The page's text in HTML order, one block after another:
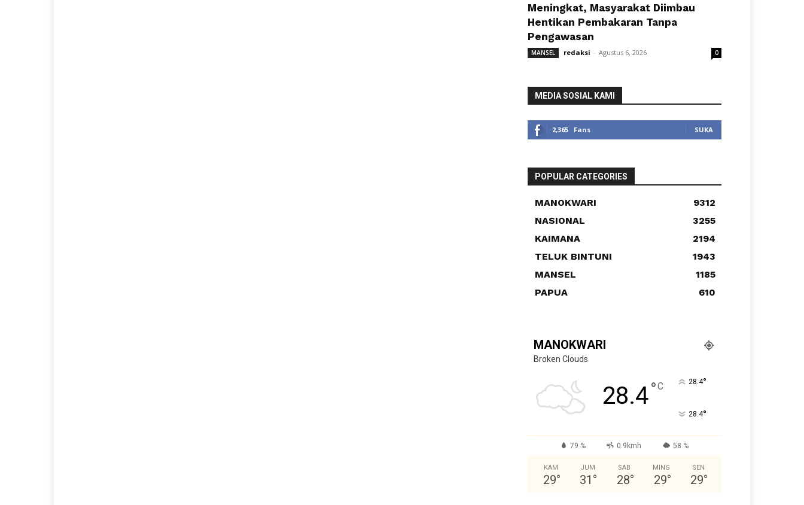
Meningkat, Masyarakat Diimbau
Hentikan Pembakaran Tanpa
Pengawasan
MANSEL redaksi - Agustus 6, 2026 0
MEDIA SOSIAL KAMI
2,365 Fans SUKA
POPULAR CATEGORIES
MANOKWARI
9312
NASIONAL
3255
KAIMANA
2194
TELUK BINTUNI
1943
MANSEL
1185
PAPUA
610
MANOKWARI
Broken Clouds
28.4°C 28.4°
28.4°
79 % 0.9kmh 58 %
KAM
29°
JUM
31 °
SAB
28°
MING
29°
SEN
29°